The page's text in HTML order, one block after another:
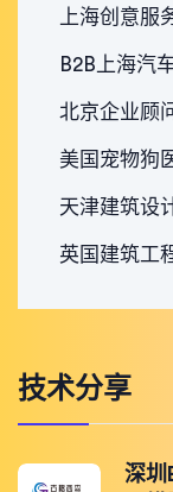
上海创意服
B2B上海汽
北京企业顾
美国宠物狗
天津建筑设
英国建筑工
技术分享
深圳